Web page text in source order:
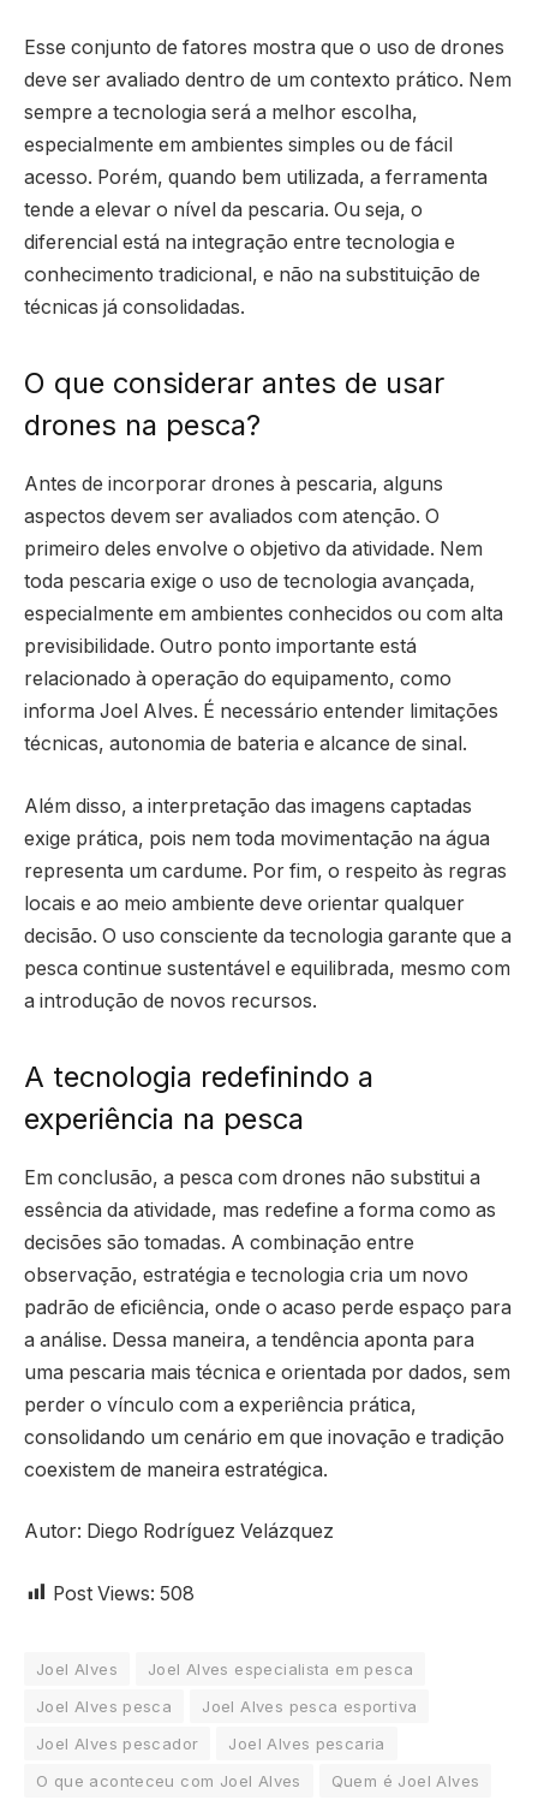
Esse conjunto de fatores mostra que o uso de drones
deve ser avaliado dentro de um contexto prático. Nem
sempre a tecnologia será a melhor escolha,
especialmente em ambientes simples ou de fácil
acesso. Porém, quando bem utilizada, a ferramenta
tende a elevar o nível da pescaria. Ou seja, o
diferencial está na integração entre tecnologia e
conhecimento tradicional, e não na substituição de
técnicas já consolidadas.
O que considerar antes de usar
drones na pesca?
Antes de incorporar drones à pescaria, alguns
aspectos devem ser avaliados com atenção. O
primeiro deles envolve o objetivo da atividade. Nem
toda pescaria exige o uso de tecnologia avançada,
especialmente em ambientes conhecidos ou com alta
previsibilidade. Outro ponto importante está
relacionado à operação do equipamento, como
informa Joel Alves. É necessário entender limitações
técnicas, autonomia de bateria e alcance de sinal.
Além disso, a interpretação das imagens captadas
exige prática, pois nem toda movimentação na água
representa um cardume. Por fim, o respeito às regras
locais e ao meio ambiente deve orientar qualquer
decisão. O uso consciente da tecnologia garante que a
pesca continue sustentável e equilibrada, mesmo com
a introdução de novos recursos.
A tecnologia redefinindo a
experiência na pesca
Em conclusão, a pesca com drones não substitui a
essência da atividade, mas redefine a forma como as
decisões são tomadas. A combinação entre
observação, estratégia e tecnologia cria um novo
padrão de eficiência, onde o acaso perde espaço para
a análise. Dessa maneira, a tendência aponta para
uma pescaria mais técnica e orientada por dados, sem
perder o vínculo com a experiência prática,
consolidando um cenário em que inovação e tradição
coexistem de maneira estratégica.
Autor: Diego Rodríguez Velázquez
Post Views: 508
Joel Alves
Joel Alves especialista em pesca
Joel Alves pesca
Joel Alves pesca esportiva
Joel Alves pescador
Joel Alves pescaria
O que aconteceu com Joel Alves
Quem é Joel Alves